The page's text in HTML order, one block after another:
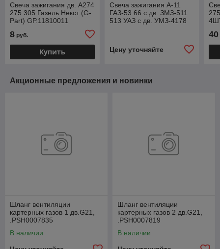
Свеча зажигания дв. А274
275 305 Газель Некст (G-
Part) GP.11810011
8 руб.
Купить
Свеча зажигания А-11
ГАЗ-53 66 с дв. ЗМЗ-511
513 УАЗ с дв. УМЗ-4178
Цену уточняйте
40
Акционные предложения и новинки
Шланг вентиляции
картерных газов 1 дв.G21,
.РSН0007835
В наличии
Шланг вентиляции
картерных газов 2 дв.G21,
.РSН0007819
В наличии